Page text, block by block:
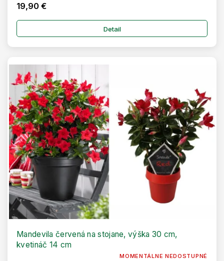
19,90 €
Detail
Mandevila červená na stojane, výška 30 cm,
kvetináč 14 cm
MOMENTÁLNE NEDOSTUPNÉ